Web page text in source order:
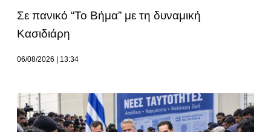
Σε πανικό “Το Βήμα” με τη δυναμική
Κασιδιάρη
06/08/2026 13:34